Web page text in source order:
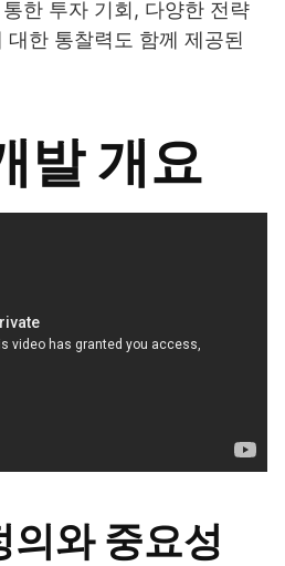
한 투자 기회, 다양한 전략
대한 통찰력도 함께 제공된
발 개요
의와 중요성